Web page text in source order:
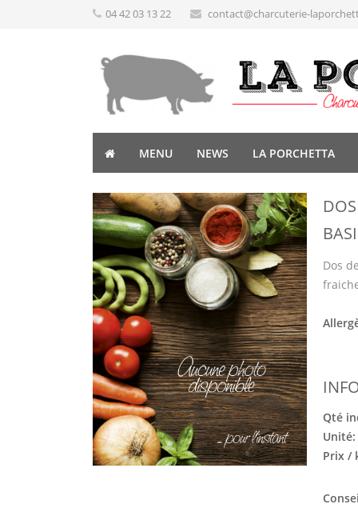
04 42 03 13 22 contact@charcuterie-
MENU NEWS LA PORCHETTA
Dos
Qté
Unité:
Prix /